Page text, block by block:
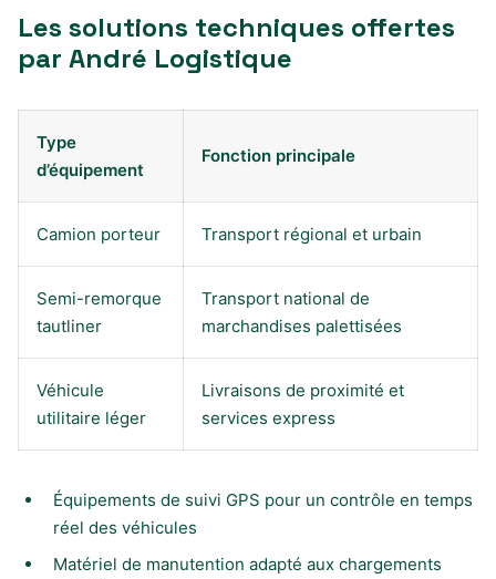
Les solutions techniques offertes
par André Logistique
Type
d’équipement
Fonction principale
Camion porteur Transport régional et urbain
Semi-remorque
tautliner
Transport national de
marchandises palettisées
Véhicule
utilitaire léger
Livraisons de proximité et
services express
Équipements de suivi GPS pour un contrôle en temps
réel des véhicules
Matériel de manutention adapté aux chargements